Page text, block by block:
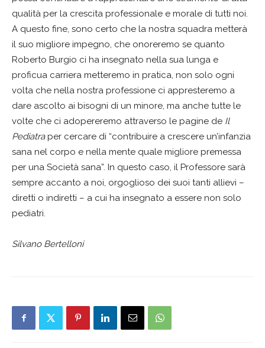
qualità per la crescita professionale e morale di tutti noi.
A questo fine, sono certo che la nostra squadra metterà
il suo migliore impegno, che onoreremo se quanto
Roberto Burgio ci ha insegnato nella sua lunga e
proficua carriera metteremo in pratica, non solo ogni
volta che nella nostra professione ci appresteremo a
dare ascolto ai bisogni di un minore, ma anche tutte le
volte che ci adopereremo attraverso le pagine de Il
Pediatraper cercare di “contribuire a crescere un’infanzia
sana nel corpo e nella mente quale migliore premessa
per una Società sana”. In questo caso, il Professore sarà
sempre accanto a noi, orgoglioso dei suoi tanti allievi –
diretti o indiretti – a cui ha insegnato a essere non solo
pediatri.
Silvano Bertelloni